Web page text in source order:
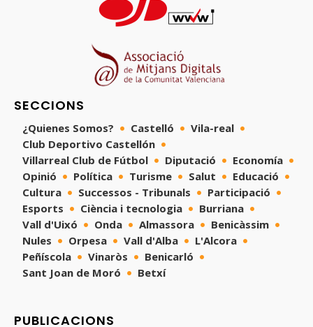
SECCIONS
¿Quienes Somos? Castelló
Vila-real
Club Deportivo Castellón
Villarreal Club de Fútbol
Diputació
Economía
Opinió
Política Turisme Salut
Educació
Cultura
Successos - Tribunals
Participació
Esports
Ciència i tecnologia
Burriana
Vall d'Uixó
Onda Almassora
Benicàssim
Nules
Orpesa Vall d'Alba
L'Alcora
Peñíscola
Vinaròs
Benicarló
Sant Joan de Moró
Betxí
PUBLICACIONS